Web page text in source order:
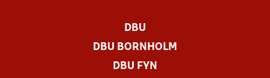
DBU
DBU BORNHOLM
DBU FYN